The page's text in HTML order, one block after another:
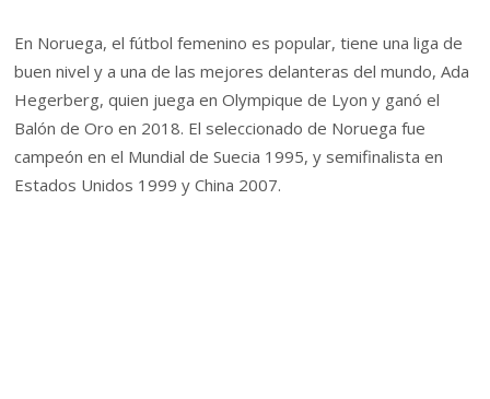
En Noruega, el fútbol femenino es popular, tiene una liga de
buen nivel y a una de las mejores delanteras del mundo, Ada
Hegerberg, quien juega en Olympique de Lyon y ganó el
Balón de Oro en 2018. El seleccionado de Noruega fue
campeón en el Mundial de Suecia 1995, y semifinalista en
Estados Unidos 1999 y China 2007.